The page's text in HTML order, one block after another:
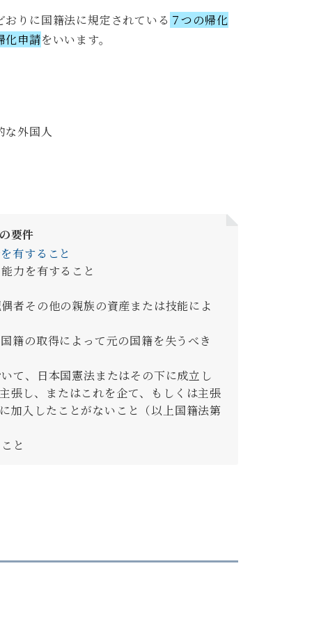
りに国籍法に規定されている ７つの帰化
化申請をいいます。
な外国人
要件
有すること
力を有すること
者その他の親族の資産または技能によ
籍の取得によって元の国籍を失うべき
て、日本国憲法またはその下に成立し
張し、またはこれを企て、もしくは主張
加入したことがないこと（以上国籍法第
と